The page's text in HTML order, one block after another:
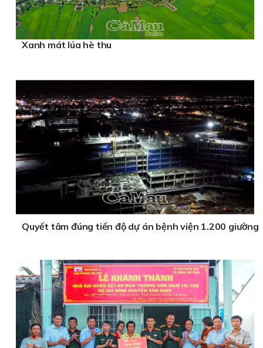
Xanh mát lúa hè thu
Quyết tâm đúng tiến độ dự án bệnh viện 1.200 giường